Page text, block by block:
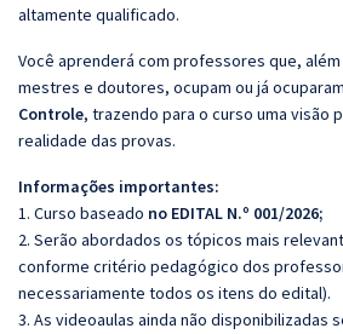
altamente qualificado.
Você aprenderá com professores que,
mestres e doutores, ocupam ou já
Controle, trazendo para o curso uma visão
realidade das provas.
Informações importantes:
1. Curso baseado no EDITAL N.º 001/2026;
2. Serão abordados os tópicos mais
conforme critério pedagógico dos
necessariamente todos os itens do edital).
3. As videoaulas ainda não disponibilizadas